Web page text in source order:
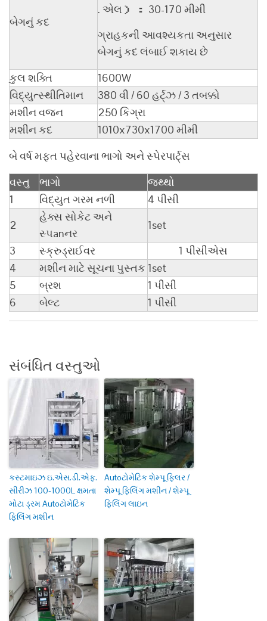
બેગનું કદ
. એલ） ： 30-170 મીમી
ગ્રાહકની આવશ્યકતા અનુસાર
બેગનું કદ લંબાઈ શકાય છે
કુલ શક્તિ
1600W
વિદ્યુત્સ્થીતિમાન
380 વી / 60 હર્ટ્ઝ / 3 તબક્કો
મશીન વજન
250 કિગ્રા
મશીન કદ
1010x730x1700 મીમી
બે વર્ષ મફત પહેરવાના ભાગો અને સ્પેરપાર્ટ્સ
વસ્તુ
ભાગો
જથ્થો
1
વિદ્યુત ગરમ નળી
4 પીસી
2
હેક્સ સોકેટ અને
સ્પanનર
1set
3
સ્ક્રુડ્રાઈવર
1 પીસીએસ
4
મશીન માટે સૂચના પુસ્તક 1set
5
બ્રશ
1 પીસી
6
બેલ્ટ 1 પીસી
સંબંધિત વસ્તુઓ
કસ્ટમાઇઝ ઇ.એસ.ડી.એફ.
સીરીઝ 100-1000L ક્ષમતા
મોટા ડ્રમ Autoટોમેટિક
ફિલિંગ મશીન
Autoટોમેટિક શેમ્પૂ ફિલર /
શેમ્પૂ ફિલિંગ મશીન / શેમ્પૂ
ફિલિંગ લાઇન